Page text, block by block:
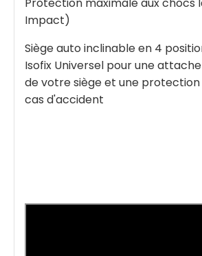
Impact)
Siège auto inclinable en 4
Isofix Universel pour une
de votre siège et une
cas d'accident